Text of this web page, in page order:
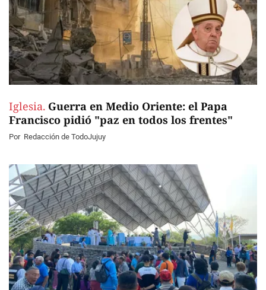
Iglesia. Guerra en Medio Oriente: el Papa
Francisco pidió "paz en todos los frentes"
Por Redacción de TodoJujuy